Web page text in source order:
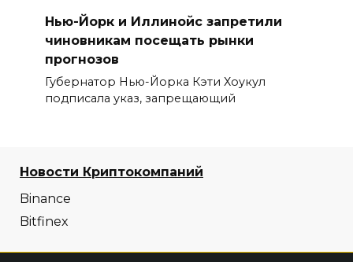
Нью-Йорк и Иллинойс запретили
чиновникам посещать рынки
прогнозов
Губернатор Нью-Йорка Кэти Хоукул
подписала указ, запрещающий
Новости Криптокомпаний
Binance
Bitfinex